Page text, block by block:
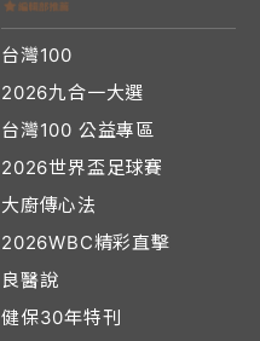
台灣100
2026九合一大選
台灣100 公益專區
2026世界盃足球賽
大廚傳心法
2026WBC精彩直擊
良醫說
健保30年特刊